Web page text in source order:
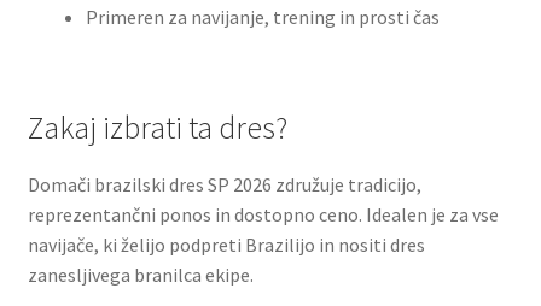
Primeren za navijanje, trening in prosti čas
Zakaj izbrati ta dres?
Domači brazilski dres SP 2026 združuje tradicijo,
reprezentančni ponos in dostopno ceno. Idealen je za vse
navijače, ki želijo podpreti Brazilijo in nositi dres
zanesljivega branilca ekipe.